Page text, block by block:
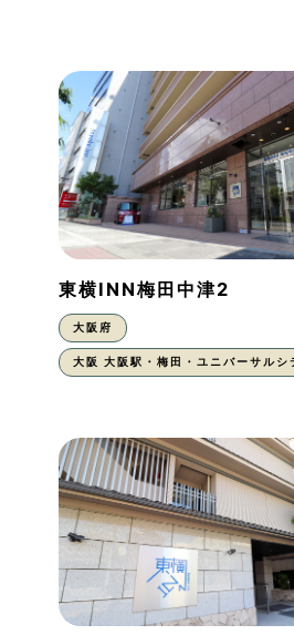
東横INN梅田中津2
大阪府
大阪 大阪駅・梅田・ユニバーサルシ